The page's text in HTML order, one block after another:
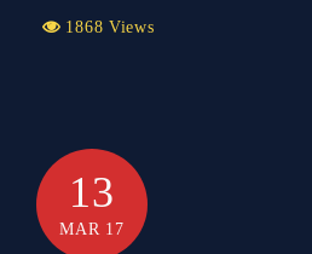
1868 Views
13
MAR 17